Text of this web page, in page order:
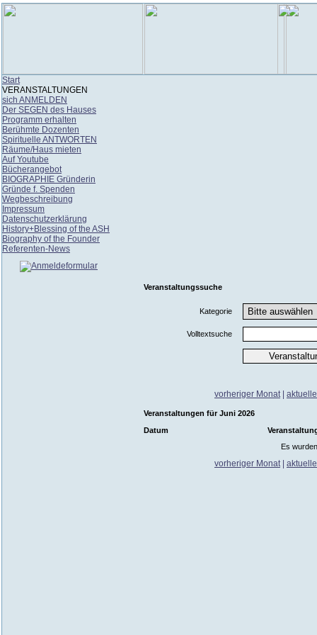
Start
VERANSTALTUNGEN
sich ANMELDEN
Der SEGEN des Hauses
Programm erhalten
Berühmte Dozenten
Spirituelle ANTWORTEN
Räume/Haus mieten
Auf Youtube
Bücherangebot
BIOGRAPHIE Gründerin
Gründe f. Spenden
Wegbeschreibung
Impressum
Datenschutzerklärung
History+Blessing of the ASH
Biography of the Founder
Referenten-News
Veranstaltungssuche
Kategorie
Volltextsuche
vorheriger Monat|
Veranstaltungen für Juni 2026
Datum
Es
vorheriger Monat|